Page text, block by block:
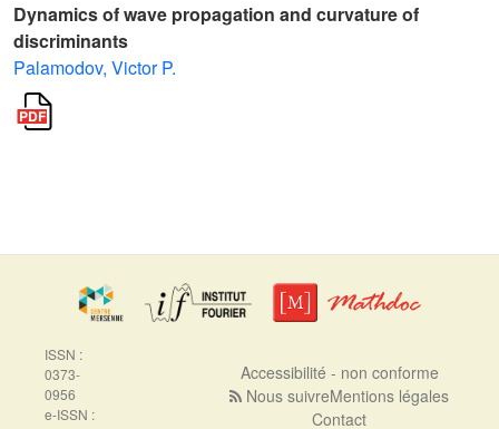
Dynamics of wave propagation and curvature of
discriminants
Palamodov, Victor P.
ISSN :
0373-
0956
e-ISSN :
Accessibilité - non conforme
Nous suivreMentions légales
Contact